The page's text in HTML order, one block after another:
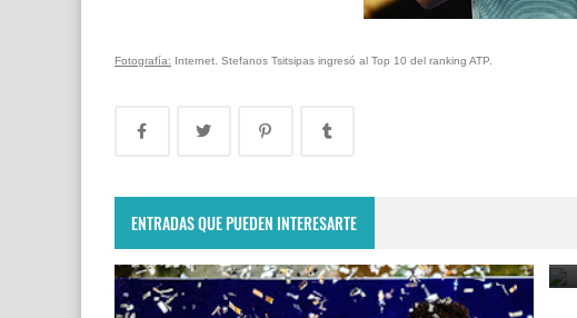
Fotografía: Internet. Stefanos Tsitsipas ingresó al Top 10 del ranking ATP.
ENTRADAS QUE PUEDEN INTERESARTE